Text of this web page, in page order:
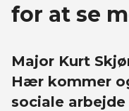
for at se
Major Kurt
Hær kommer
sociale